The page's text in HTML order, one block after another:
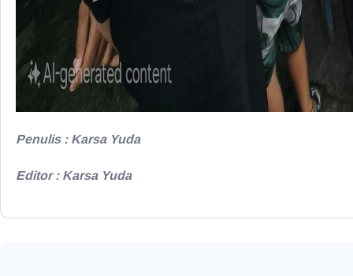
Penulis : Karsa Yuda
Editor : Karsa Yuda